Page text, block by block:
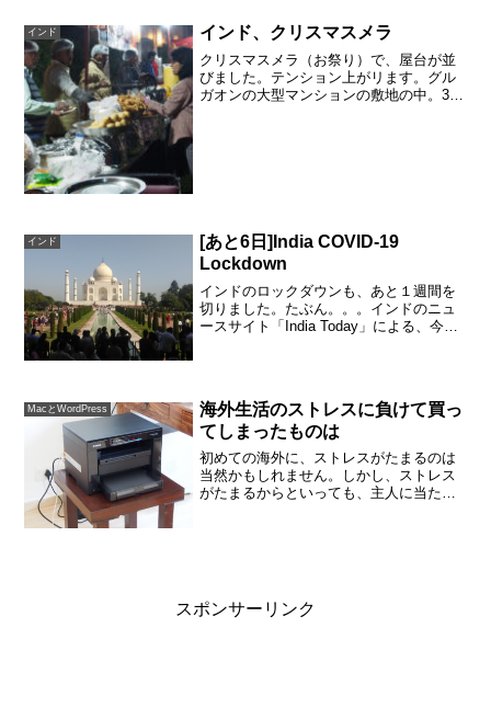
を持ってきていて、南イ...
インド インド、クリスマスメラ
クリスマスメラ（お祭り）で、屋台が並
びました。テンション上がリます。グル
ガオンの大型マンションの敷地の中。30
インド
[あと6日]India COVID-19
Lockdown
インドのロックダウンも、あと１週間を
切りました。たぶん。。。インドのニュ
ースサイト「India Today」による、今日
MacとWordPress
海外生活のストレスに負けて買っ
てしまったものは
初めての海外に、ストレスがたまるのは
当然かもしれません。しかし、ストレス
がたまるからといっても、主人に当たっ
スポンサーリンク